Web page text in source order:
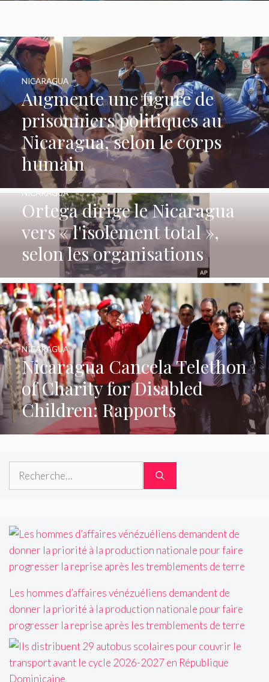
Augmente une figure de
prisonniers politiques au
Nicaragua, selon le corps
humain
NICARAGUA
Ortega dirige le Nicaragua
vers « l'isolement total »,
selon les organisations
NICARAGUA
Nicaragua Cancela Telethon
of Charity for Disabled
Children: Rapports
NICARAGUA
Rechercher :
Les hommes d’affaires vénézuéliens demandent de
donner la priorité à la production nationale pour faire
progresser la reprise après les tremblements de terre